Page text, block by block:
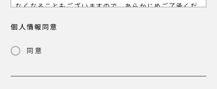
なくなることもございますので、あらかじめご了承くだ
◆個人情報を当社へご提供いただくことは任意ですが、
十分な個人情報が提供されない場合、お問合せの対応に
個人情報同意
同意